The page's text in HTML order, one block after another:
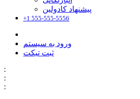
پیشنهاد کادولین
+1 555-555-5556
ورود به سیستم
ثبت تیکت
:
:
: